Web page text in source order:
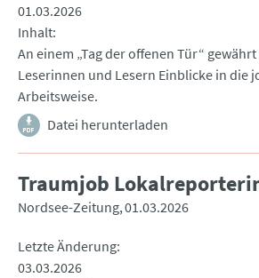
01.03.2026
Inhalt
An einem „Tag der offenen Tür“
Leserinnen und Lesern Einblicke in die
Arbeitsweise.
Datei herunterladen
Traumjob
Nordsee-Zeitung 01.03.2026
Letzte Änderung
03.03.2026